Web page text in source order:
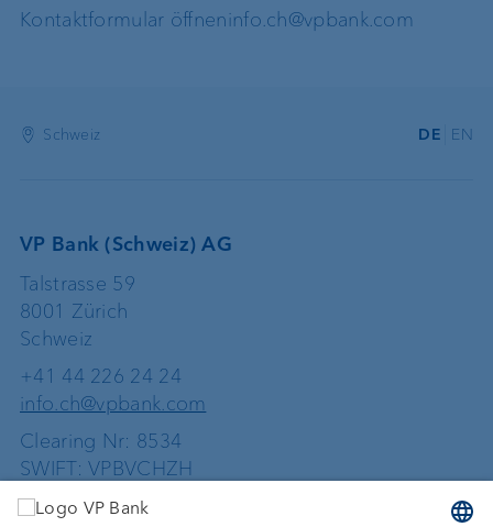
Kontaktformular öffneninfo.ch@vpbank.com
Schweiz DE EN
VP Bank (Schweiz) AG
Talstrasse 59
8001 Zürich
Schweiz
+41 44 226 24 24
info.ch@vpbank.com
Clearing Nr: 8534
SWIFT: VPBVCHZH